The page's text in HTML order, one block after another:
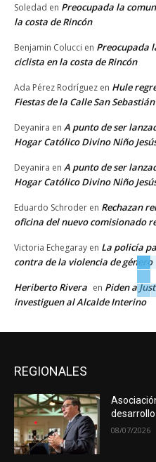
Soledad en Preocupada la
la costa de Rincón
Benjamin Colucci en Preocupada
ciclista en la costa de Rincón
Ada Pérez Rodríguez en Hule
Fiestas de la Calle San Sebastián
Deyanira en A punto de ser
Hogar Católico Divino Niño
Deyanira en A punto de ser
Hogar Católico Divino Niño
Eduardo Schroder en Rechazan
oficina del nuevo comisionado
Victoria Echegaray en La policía
contra de la violencia de género
Heriberto Rivera en Piden a
investiguen al Alcalde Interino
REGIONALES
08/07/2026